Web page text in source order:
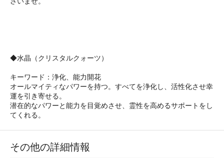
◆水晶（クリスタルクォーツ）
キーワード：浄化、能力開花
オールマイティなパワーを持つ。すべてを浄化し、活性化させ幸
運を引き寄せる。
潜在的なパワーと能力を目覚めさせ、霊性を高めるサポートをし
てくれる。
その他の詳細情報